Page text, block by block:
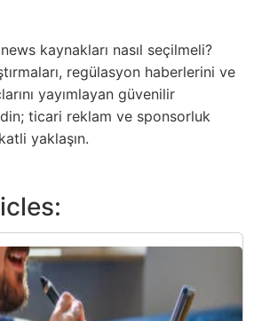
kaynakları nasıl seçilmeli?
regülasyon haberlerini ve
yayımlayan güvenilir
ticari reklam ve sponsorluk
yaklaşın.